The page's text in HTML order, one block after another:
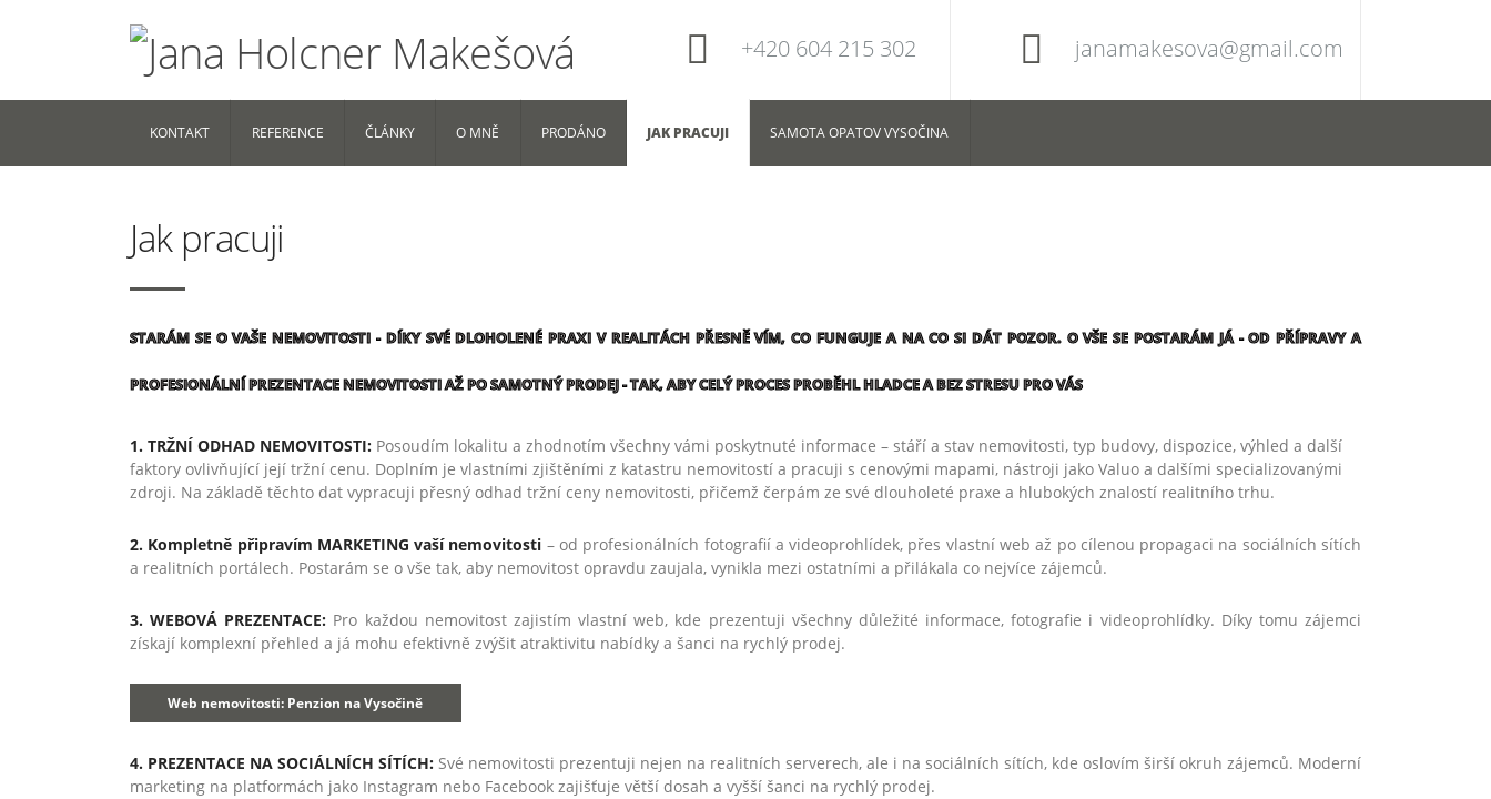
+420 604 215 302 janamakesova@gmail.com
KONTAKT REFERENCE ČLÁNKY O MNĚ PRODÁNO JAK PRACUJI SAMOTA OPATOV VYSOČINA
Jak pracuji
STARÁM SE O VAŠE NEMOVITOSTI -DÍKY SVÉ DLOHOLENÉ PRAXI V REALITÁCH PŘESNĚ VÍM, CO FUNGUJE A NA CO SI DÁT POZOR. O VŠE SE POSTARÁM JÁ - OD PŘÍPRAVY A
PROFESIONÁLNÍ PREZENTACE NEMOVITOSTI AŽ PO SAMOTNÝ PRODEJ - TAK, ABY CELÝ PROCES PROBĚHL HLADCE A BEZ STRESU PRO VÁS
1. TRŽNÍ ODHAD NEMOVITOSTI: Posoudím lokalitu a zhodnotím všechny vámi poskytnuté informace – stáří a stav nemovitosti, typ budovy, dispozice, výhled a další
faktory ovlivňující její tržní cenu. Doplním je vlastními zjištěními z katastru nemovitostí a pracuji s cenovými mapami, nástroji jako Valuo a dalšími specializovanými
zdroji. Na základě těchto dat vypracuji přesný odhad tržní ceny nemovitosti, přičemž čerpám ze své dlouholeté praxe a hlubokých znalostí realitního trhu.
2. Kompletně připravím MARKETING vaší nemovitosti – od profesionálních fotografií a videoprohlídek, přes vlastní web až po cílenou propagaci na sociálních sítích
a realitních portálech. Postarám se o vše tak, aby nemovitost opravdu zaujala, vynikla mezi ostatními a přilákala co nejvíce zájemců.
3. WEBOVÁ PREZENTACE: Pro každou nemovitost zajistím vlastní web, kde prezentuji všechny důležité informace, fotografie i videoprohlídky. Díky tomu zájemci
získají komplexní přehled a já mohu efektivně zvýšit atraktivitu nabídky a šanci na rychlý prodej.
Web nemovitosti: Penzion na Vysočině
4. PREZENTACE NA SOCIÁLNÍCH SÍTÍCH: Své nemovitosti prezentuji nejen na realitních serverech, ale i na sociálních sítích, kde oslovím širší okruh zájemců. Moderní
marketing na platformách jako Instagram nebo Facebook zajišťuje větší dosah a vyšší šanci na rychlý prodej.